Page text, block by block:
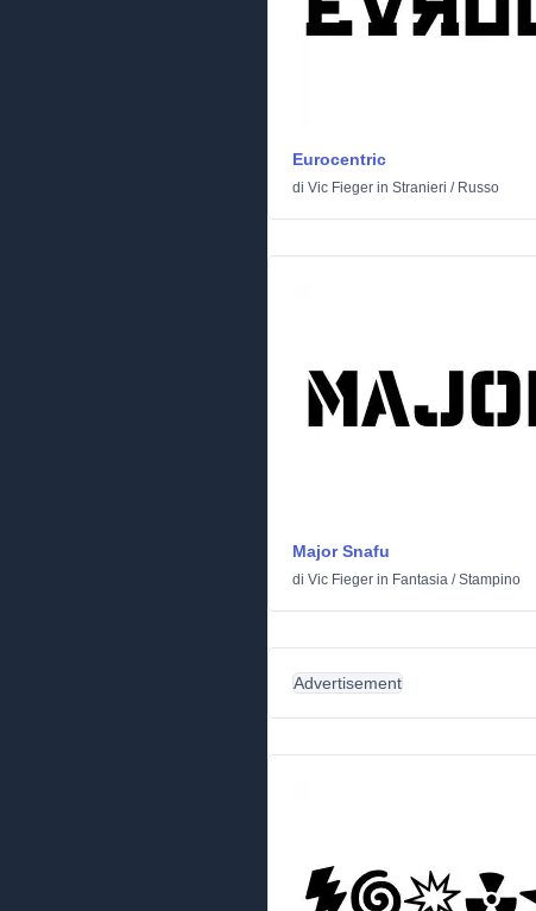
Eurocentric
di Vic Fieger in Stranieri / Russo
Major Snafu
di Vic Fieger in Fantasia /Stampino
Advertisement